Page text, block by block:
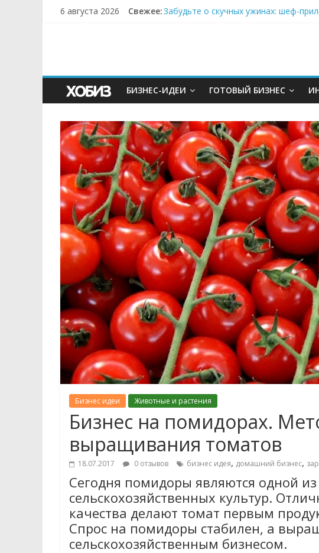
6 августа 2026 Свежее:Забудьте о скучных ужинах: шеф-
БИЗНЕС-ИДЕИ ГОТОВЫЙ БИЗНЕС
Бизнес идеи Животные и растения
Бизнес на помидорах.
выращивания томатов
18.07.2017 0 отзывов бизнес идея, домашний бизнес,
Сегодня помидоры являются одной
сельскохозяйственных культур.
качества делают томат первым
Спрос на помидоры стабилен, а
сельскохозяйственным бизнесом.